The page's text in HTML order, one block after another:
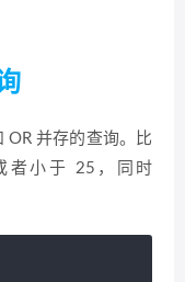
OR 并存的查询。比
者小于 25，同时